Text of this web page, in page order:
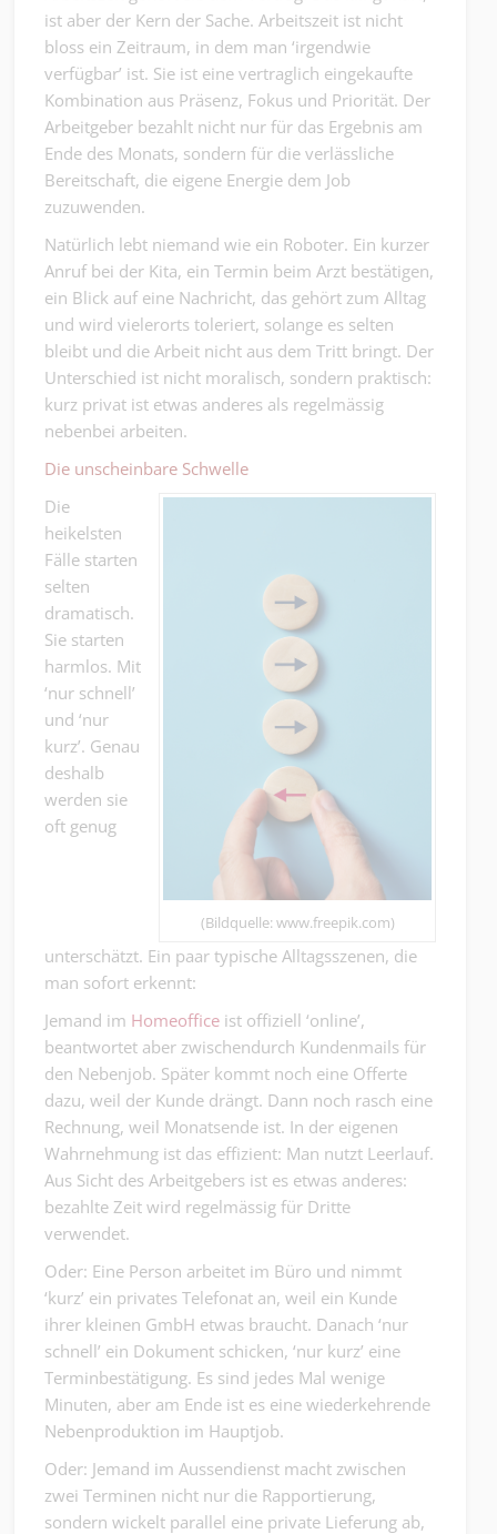
ist aber der Kern der Sache. Arbeitszeit ist nicht
bloss ein Zeitraum, in dem man ‘irgendwie
verfügbar’ ist. Sie ist eine vertraglich eingekaufte
Kombination aus Präsenz, Fokus und Priorität. Der
Arbeitgeber bezahlt nicht nur für das Ergebnis am
Ende des Monats, sondern für die verlässliche
Bereitschaft, die eigene Energie dem Job
zuzuwenden.
Natürlich lebt niemand wie ein Roboter. Ein kurzer
Anruf bei der Kita, ein Termin beim Arzt bestätigen,
ein Blick auf eine Nachricht, das gehört zum Alltag
und wird vielerorts toleriert, solange es selten
bleibt und die Arbeit nicht aus dem Tritt bringt. Der
Unterschied ist nicht moralisch, sondern praktisch:
kurz privat ist etwas anderes als regelmässig
nebenbei arbeiten.
Die unscheinbare Schwelle
(Bildquelle: www.freepik.com)
Die
heikelsten
Fälle starten
selten
dramatisch.
Sie starten
harmlos. Mit
‘nur schnell’
und ‘nur
kurz’. Genau
deshalb
werden sie
oft genug
unterschätzt. Ein paar typische Alltagsszenen, die
man sofort erkennt:
Jemand im Homeoffice ist offiziell ‘online’,
beantwortet aber zwischendurch Kundenmails für
den Nebenjob. Später kommt noch eine Offerte
dazu, weil der Kunde drängt. Dann noch rasch eine
Rechnung, weil Monatsende ist. In der eigenen
Wahrnehmung ist das effizient: Man nutzt Leerlauf.
Aus Sicht des Arbeitgebers ist es etwas anderes:
bezahlte Zeit wird regelmässig für Dritte
verwendet.
Oder: Eine Person arbeitet im Büro und nimmt
‘kurz’ ein privates Telefonat an, weil ein Kunde
ihrer kleinen GmbH etwas braucht. Danach ‘nur
schnell’ ein Dokument schicken, ‘nur kurz’ eine
Terminbestätigung. Es sind jedes Mal wenige
Minuten, aber am Ende ist es eine wiederkehrende
Nebenproduktion im Hauptjob.
Oder: Jemand im Aussendienst macht zwischen
zwei Terminen nicht nur die Rapportierung,
sondern wickelt parallel eine private Lieferung ab,